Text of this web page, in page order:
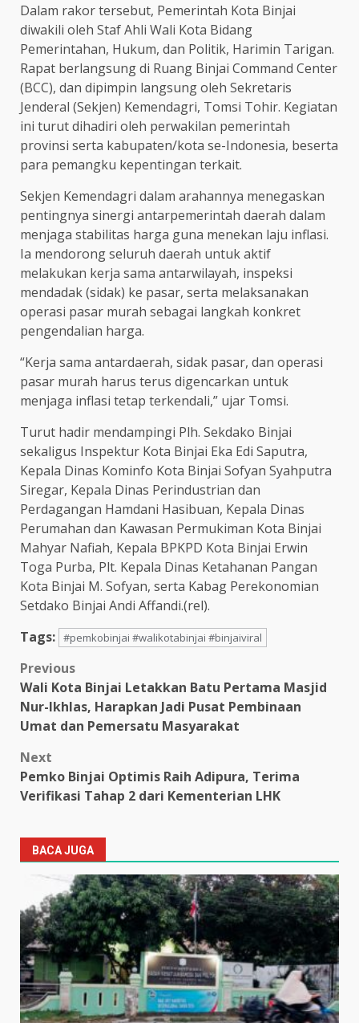
Dalam rakor tersebut, Pemerintah Kota Binjai
diwakili oleh Staf Ahli Wali Kota Bidang
Pemerintahan, Hukum, dan Politik, Harimin Tarigan.
Rapat berlangsung di Ruang Binjai Command Center
(BCC), dan dipimpin langsung oleh Sekretaris
Jenderal (Sekjen) Kemendagri, Tomsi Tohir. Kegiatan
ini turut dihadiri oleh perwakilan pemerintah
provinsi serta kabupaten/kota se-Indonesia, beserta
para pemangku kepentingan terkait.
Sekjen Kemendagri dalam arahannya menegaskan
pentingnya sinergi antarpemerintah daerah dalam
menjaga stabilitas harga guna menekan laju inflasi.
Ia mendorong seluruh daerah untuk aktif
melakukan kerja sama antarwilayah, inspeksi
mendadak (sidak) ke pasar, serta melaksanakan
operasi pasar murah sebagai langkah konkret
pengendalian harga.
“Kerja sama antardaerah, sidak pasar, dan operasi
pasar murah harus terus digencarkan untuk
menjaga inflasi tetap terkendali,” ujar Tomsi.
Turut hadir mendampingi Plh. Sekdako Binjai
sekaligus Inspektur Kota Binjai Eka Edi Saputra,
Kepala Dinas Kominfo Kota Binjai Sofyan Syahputra
Siregar, Kepala Dinas Perindustrian dan
Perdagangan Hamdani Hasibuan, Kepala Dinas
Perumahan dan Kawasan Permukiman Kota Binjai
Mahyar Nafiah, Kepala BPKPD Kota Binjai Erwin
Toga Purba, Plt. Kepala Dinas Ketahanan Pangan
Kota Binjai M. Sofyan, serta Kabag Perekonomian
Setdako Binjai Andi Affandi.(rel).
Tags: #pemkobinjai #walikotabinjai #binjaiviral
Post
navigation
Previous
Wali Kota Binjai Letakkan Batu Pertama Masjid
Nur-Ikhlas, Harapkan Jadi Pusat Pembinaan
Umat dan Pemersatu Masyarakat
Next
Pemko Binjai Optimis Raih Adipura, Terima
Verifikasi Tahap 2 dari Kementerian LHK
BACA JUGA